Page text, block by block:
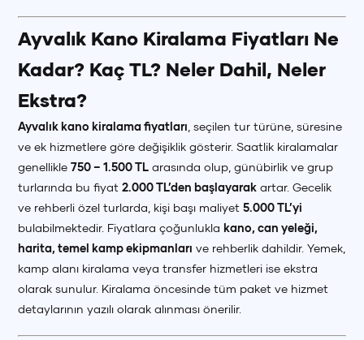
Ayvalık Kano Kiralama Fiyatları Ne
Kadar? Kaç TL? Neler Dahil, Neler
Ekstra?
Ayvalık kano kiralama fiyatları , seçilen tur türüne, süresine
ve ek hizmetlere göre değişiklik gösterir. Saatlik kiralamalar
genellikle750 – 1.500 TL arasında olup, günübirlik ve grup
turlarında bu fiyat2.000 TL’den başlayarak artar. Gecelik
ve rehberli özel turlarda, kişi başı maliyet5.000 TL’yi
bulabilmektedir. Fiyatlara çoğunlukla kano, can yeleği,
harita, temel kamp ekipmanları ve rehberlik dahildir. Yemek,
kamp alanı kiralama veya transfer hizmetleri ise ekstra
olarak sunulur. Kiralama öncesinde tüm paket ve hizmet
detaylarının yazılı olarak alınması önerilir.